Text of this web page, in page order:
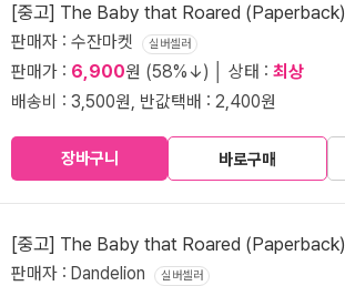
[중고] The Baby that Roared (Paperback)
판매자 : 수잔마켓 실버셀러
판매가 : 6,900원 (58%↓) │ 상태 : 최상
배송비 : 3,500원, 반값택배 : 2,400원
장바구니 바로구매
[중고] The Baby that Roared (Paperback)
판매자 : Dandelion 실버셀러